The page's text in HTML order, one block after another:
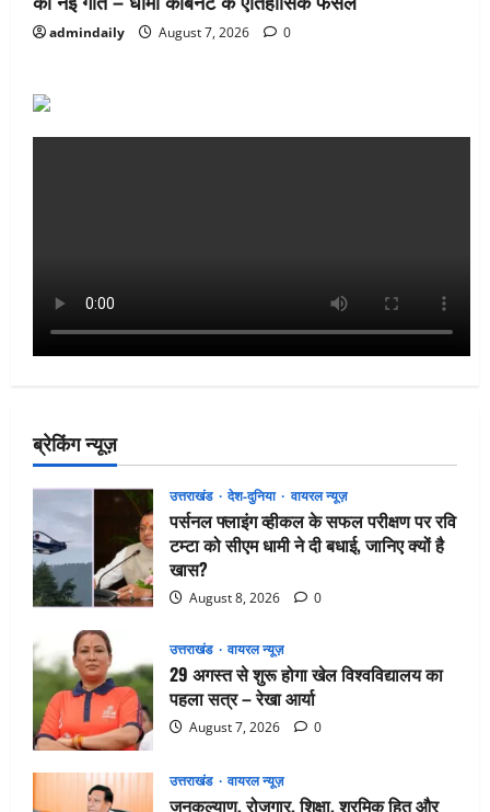
admindaily August 7, 2026 0
ब्रेकिंग न्यूज़
उत्तराखंड देश-दुनिया वायरल न्यूज़
पर्सनल फ्लाइंग व्हीकल के सफल परीक्षण पर रवि
टम्टा को सीएम धामी ने दी बधाई, जानिए क्यों है
खास?
August 8, 2026 0
उत्तराखंड वायरल न्यूज़
29 अगस्त से शुरू होगा खेल विश्वविद्यालय का
पहला सत्र – रेखा आर्या
August 7, 2026 0
उत्तराखंड वायरल न्यूज़
जनकल्याण, रोजगार, शिक्षा, श्रमिक हित और